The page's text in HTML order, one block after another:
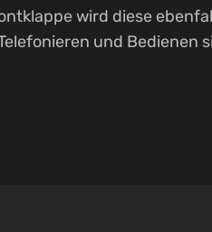
wird diese
und Bedienen